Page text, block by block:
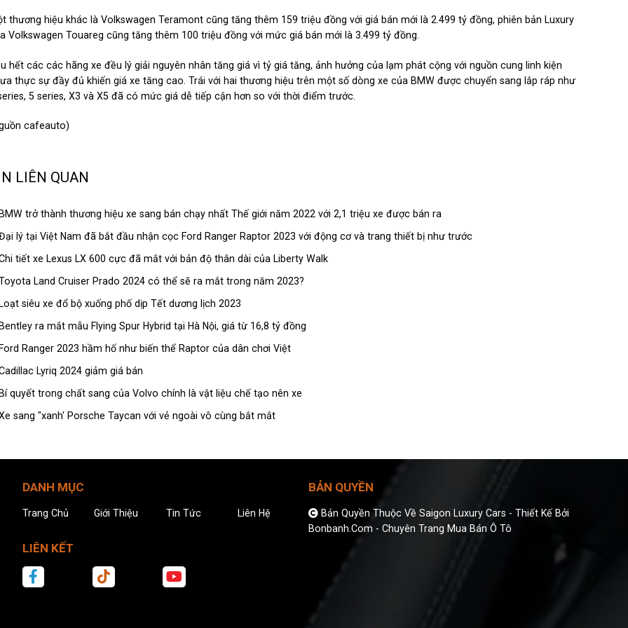
thương hiệu khác là Volkswagen Teramont cũng tăng thêm 159 triệu đồng với giá bán mới là 2.499 tỷ đồng, phiên bản Luxury
Volkswagen Touareg cũng tăng thêm 100 triệu đồng với mức giá bán mới là 3.499 tỷ đồng.
hết các các hãng xe đều lý giải nguyên nhân tăng giá vì tỷ giá tăng, ảnh hưởng của lạm phát cộng với nguồn cung linh kiện
thực sự đầy đủ khiến giá xe tăng cao. Trái với hai thương hiệu trên một số dòng xe của BMW được chuyển sang lắp ráp như
5 series, X3 và X5 đã có mức giá dễ tiếp cận hơn so với thời điểm trước.
cafeauto)
LIÊN QUAN
BMW trở thành thương hiệu xe sang bán chạy nhất Thế giới năm 2022 với 2,1 triệu xe được bán ra
lý tại Việt Nam đã bắt đầu nhận cọc Ford Ranger Raptor 2023 với động cơ và trang thiết bị như trước
tiết xe Lexus LX 600 cực đã mắt với bản độ thân dài của Liberty Walk
Land Cruiser Prado 2024 có thể sẽ ra mắt trong năm 2023?
Loạt siêu xe đổ bộ xuống phố dịp Tết dương lịch 2023
Bentley ra mắt mẫu Flying Spur Hybrid tại Hà Nội, giá từ 16,8 tỷ đồng
Ford Ranger 2023 hầm hố như biến thể Raptor của dân chơi Việt
Lyriq 2024 giảm giá bán
Bí quyết trong chất sang của Volvo chính là vật liệu chế tạo nên xe
sang "xanh' Porsche Taycan với vẻ ngoài vô cùng bắt mắt
DANH MỤC
Trang Chủ Giới Thiệu Tin Tức Liên Hệ
LIÊN KẾT
BẢN QUYỀN
Bản Quyền Thuộc Về Saigon Luxury Cars - Thiết Kế Bởi
Bonbanh.com - Chuyên Trang Mua Bán Ô Tô